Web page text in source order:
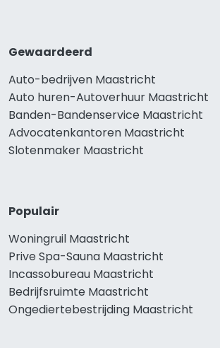
Gewaardeerd
Auto-bedrijven Maastricht
Auto huren-Autoverhuur Maastricht
Banden-Bandenservice Maastricht
Advocatenkantoren Maastricht
Slotenmaker Maastricht
Populair
Woningruil Maastricht
Prive Spa-Sauna Maastricht
Incassobureau Maastricht
Bedrijfsruimte Maastricht
Ongediertebestrijding Maastricht